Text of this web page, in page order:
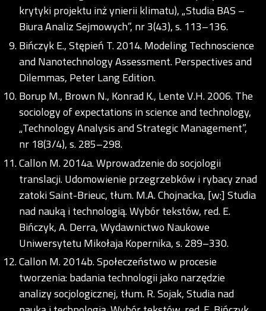
krytyki projektu inż ynierii klimatu), „Studia BAS –
Biura Analiz Sejmowych”, nr 3(43), s. 113–136.
Bińczyk E., Stępień T. 2014. Modeling Technoscience
and Nanotechnology Assessment. Perspectives and
Dilemmas, Peter Lang Edition.
Borup M., Brown N., Konrad K., Lente V.H. 2006. The
sociology of expectations in science and technology,
„Technology Analysis and Strategic Management”,
nr 18(3/4), s. 285–298.
Callon M. 2014a. Wprowadzenie do socjologii
translacji. Udomowienie przegrzebków i rybacy znad
zatoki Saint-Brieuc, tłum. M.A. Chojnacka, [w:] Studia
nad nauką i technologią. Wybór tekstów, red. E.
Bińczyk, A. Derra, Wydawnictwo Naukowe
Uniwersytetu Mikołaja Kopernika, s. 289–330.
Callon M. 2014b. Społeczeństwo w procesie
tworzenia: badania technologii jako narzędzie
analizy socjologicznej, tłum. R. Sojak, Studia nad